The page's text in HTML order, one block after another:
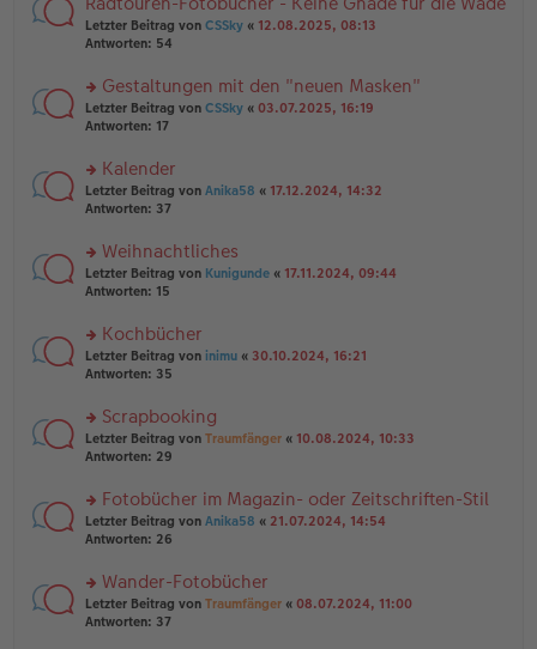
es
e
n
ei
tr
a
te
r
g
el
es
n
er
B
ei
a
g
Letzter Beitrag von CSSky « 12.08.2025, 08:13
Antworten: 54
rs
te
n
g
el
e
n
er
tr
a
g
Gestaltungen mit den "neuen Masken"
Letzter Beitrag von CSSky « 03.07.2025, 16:19
Antworten: 17
rs
te
n
g
el
e
n
er
tr
a
g
Kalender
Letzter Beitrag von Anika58 « 17.12.2024, 14:32
Antworten: 37
rs
te
n
g
el
e
n
er
tr
a
g
Weihnachtliches
Letzter Beitrag von Kunigunde « 17.11.2024, 09:44
Antworten: 15
rs
te
n
g
el
e
n
er
tr
a
g
Kochbücher
Letzter Beitrag von inimu « 30.10.2024, 16:21
Antworten: 35
rs
te
n
g
el
e
n
er
Scrapbooking
Letzter Beitrag von Traumfänger « 10.08.2024, 10:33
Antworten: 29
rs
te
n
g
el
Fotobücher im Magazin- oder Zeitschriften-Stil
Letzter Beitrag von Anika58 « 21.07.2024, 14:54
Antworten: 26
rs
te
Wander-Fotobücher
Letzter Beitrag von Traumfänger « 08.07.2024, 11:00
Antworten: 37